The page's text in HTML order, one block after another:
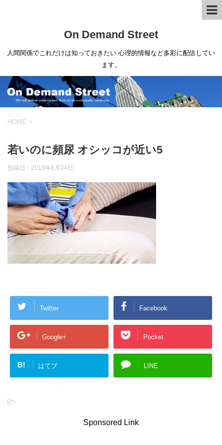
On Demand Street
人間関係でこれだけは知っておきたい 心理的情報など多彩に配信してい
ます。
HOME >
若いのに頻尿 オシッコが近い5
投稿日： 2019年8月24日
Twitter Facebook
Google+ Pocket
B! はてブ LINE
-
Sponsored Link